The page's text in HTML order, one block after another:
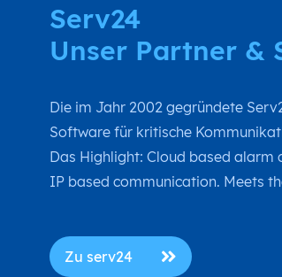
Serv24
Unser Partner &
Die im Jahr 2002 gegründete
Software für kritische
Das Highlight: Cloud based
IP based communication. Meets
Zu serv24